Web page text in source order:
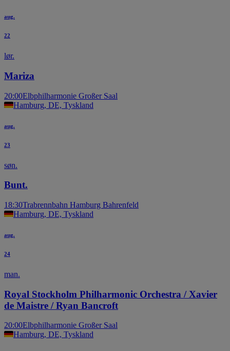
aug.
22
lør.
Mariza
20:00Elbphilharmonie Großer Saal
Hamburg, DE, Tyskland
aug.
23
søn.
Bunt.
18:30Trabrennbahn Hamburg Bahrenfeld
Hamburg, DE, Tyskland
aug.
24
man.
Royal Stockholm Philharmonic Orchestra / Xavier
de Maistre / Ryan Bancroft
20:00Elbphilharmonie Großer Saal
Hamburg, DE, Tyskland